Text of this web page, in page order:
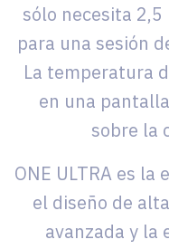
sólo necesita
para una sesión
La temperatura
en una
sobre la
ONE ULTRA es
el diseño de
avanzada y la